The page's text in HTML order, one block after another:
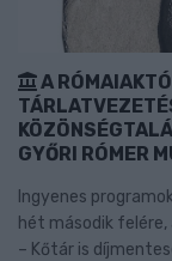
A
GYŐRI RÓMER
Ingyenes
hét második felére,
– Kőtár is